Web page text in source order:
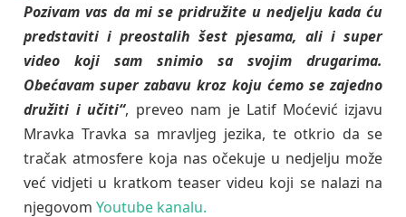
Pozivam vas da mi se pridružite u nedjelju kada ću
predstaviti i preostalih šest pjesama, ali i super
video koji sam snimio sa svojim drugarima.
Obećavam super zabavu kroz koju ćemo se zajedno
družiti i učiti“, preveo nam je Latif Moćević izjavu
Mravka Travka sa mravljeg jezika, te otkrio da se
tračak atmosfere koja nas očekuje u nedjelju može
već vidjeti u kratkom teaser videu koji se nalazi na
njegovom Youtube kanalu.